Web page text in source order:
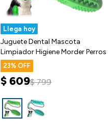
Llega hoy
Juguete Dental Mascota
Limpiador Higiene Morder Perros
23
$ 609$ 799